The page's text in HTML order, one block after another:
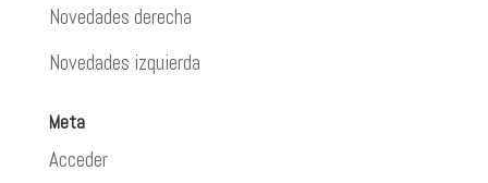
Novedades derecha
Novedades izquierda
Meta
Acceder